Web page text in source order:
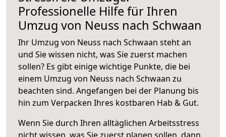
Professionelle Hilfe für Ihren
Umzug von Neuss nach Schwaan
Ihr Umzug von Neuss nach Schwaan steht an
und Sie wissen nicht, was Sie zuerst machen
sollen? Es gibt einige wichtige Punkte, die bei
einem Umzug von Neuss nach Schwaan zu
beachten sind. Angefangen bei der Planung bis
hin zum Verpacken Ihres kostbaren Hab & Gut.
Wenn Sie durch Ihren alltäglichen Arbeitsstress